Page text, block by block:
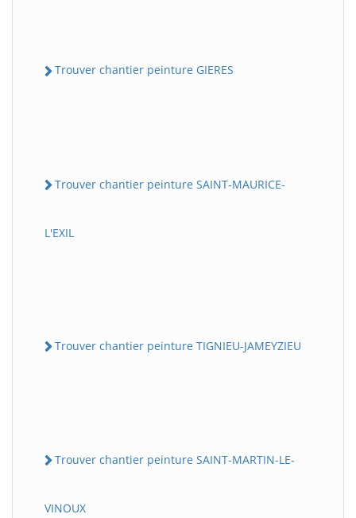
Trouver chantier peinture GIERES
Trouver chantier peinture SAINT-MAURICE-
L'EXIL
Trouver chantier peinture TIGNIEU-JAMEYZIEU
Trouver chantier peinture SAINT-MARTIN-LE-
VINOUX